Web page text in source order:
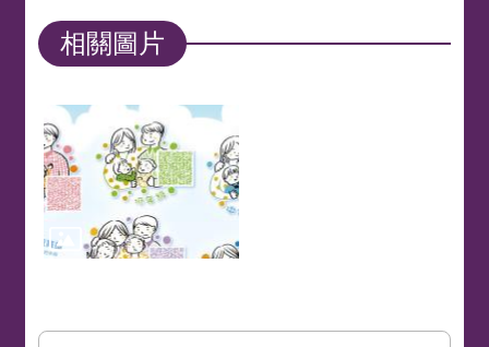
相關圖片